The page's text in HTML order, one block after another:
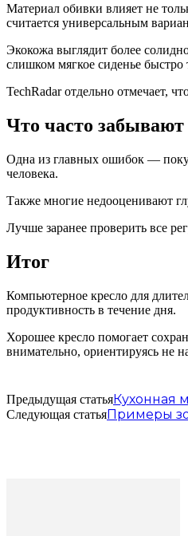
Материал обивки влияет не
считается универсальным
Экокожа выглядит более
слишком мягкое сиденье быстро
TechRadar отдельно отмечает,
Что часто
Одна из главных ошибок —
человека.
Также многие недооценивают
Лучше заранее проверить все
Итог
Компьютерное кресло для
продуктивность в течение дня.
Хорошее кресло помогает
внимательно, ориентируясь не
Предыдущая статьяКухонная
Следующая статьяПримеры